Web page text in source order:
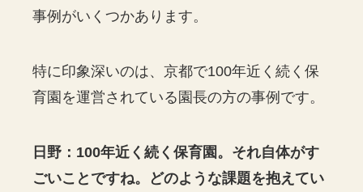
事例がいくつかあります。
特に印象深いのは、京都で100年近く続く保
育園を運営されている園長の方の事例です。
日野：100年近く続く保育園。それ自体がす
ごいことですね。どのような課題を抱えてい